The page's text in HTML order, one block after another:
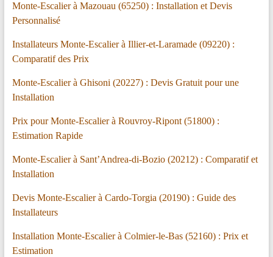
Monte-Escalier à Mazouau (65250) : Installation et Devis
Personnalisé
Installateurs Monte-Escalier à Illier-et-Laramade (09220) :
Comparatif des Prix
Monte-Escalier à Ghisoni (20227) : Devis Gratuit pour une
Installation
Prix pour Monte-Escalier à Rouvroy-Ripont (51800) :
Estimation Rapide
Monte-Escalier à Sant’Andrea-di-Bozio (20212) : Comparatif et
Installation
Devis Monte-Escalier à Cardo-Torgia (20190) : Guide des
Installateurs
Installation Monte-Escalier à Colmier-le-Bas (52160) : Prix et
Estimation